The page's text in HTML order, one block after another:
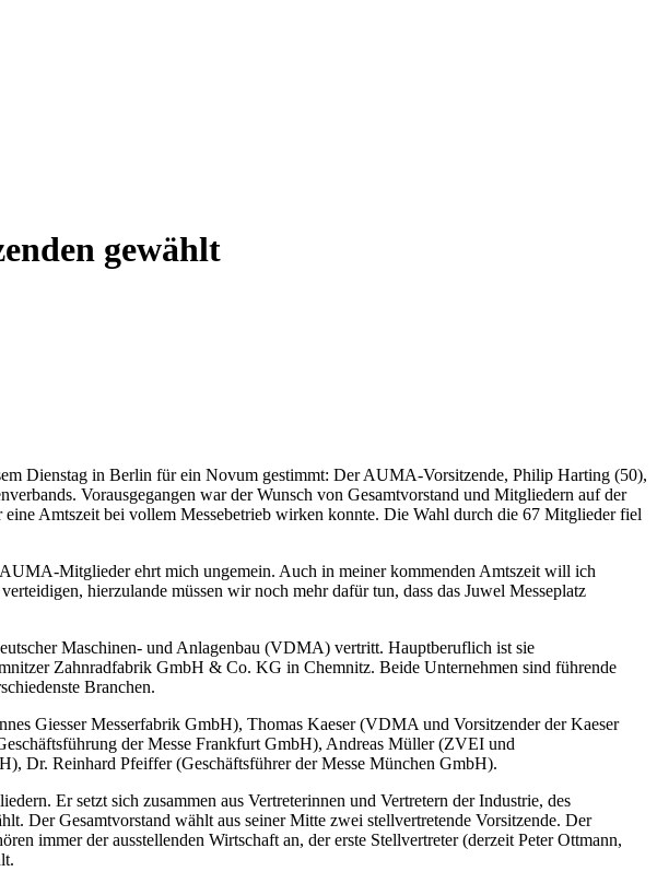
gewählt
Dienstag in Berlin für ein Novum gestimmt: Der AUMA-Vorsitzende, Philip Harting (50),
Vorausgegangen war der Wunsch von Gesamtvorstand und Mitgliedern auf der
Amtszeit bei vollem Messebetrieb wirken konnte. Die Wahl durch die 67 Mitglieder fiel
AUMA-Mitglieder ehrt mich ungemein. Auch in meiner kommenden Amtszeit will ich
hierzulande müssen wir noch mehr dafür tun, dass das Juwel Messeplatz
Maschinen- und Anlagenbau (VDMA) vertritt. Hauptberuflich ist sie
Zahnradfabrik GmbH & Co. KG in Chemnitz. Beide Unternehmen sind führende
Branchen.
Giesser Messerfabrik GmbH), Thomas Kaeser (VDMA und Vorsitzender der Kaeser
der Messe Frankfurt GmbH), Andreas Müller (ZVEI und
Dr. Reinhard Pfeiffer (Geschäftsführer der Messe München GmbH).
Er setzt sich zusammen aus Vertreterinnen und Vertretern der Industrie, des
Der Gesamtvorstand wählt aus seiner Mitte zwei stellvertretende Vorsitzende. Der
immer der ausstellenden Wirtschaft an, der erste Stellvertreter (derzeit Peter Ottmann,